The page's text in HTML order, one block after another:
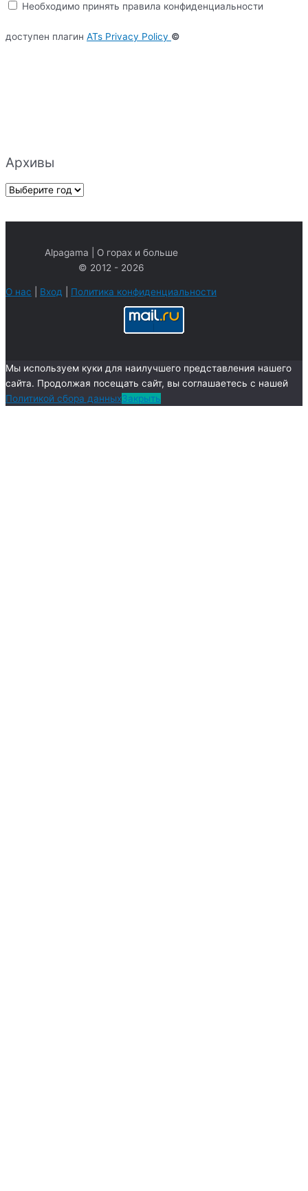
Необходимо принять правила конфиденциальности
доступен плагин ATs Privacy Policy ©
Архивы
А
Alpagama | О горах и больше
© 2012 - 2026
О нас Вход Политика конфиденциальности
Мы используем куки для наилучшего представления нашего
сайта. Продолжая посещать сайт, вы соглашаетесь с нашей
Политикой сбора данныхЗакрыть